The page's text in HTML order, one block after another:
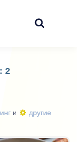
2
и
другие